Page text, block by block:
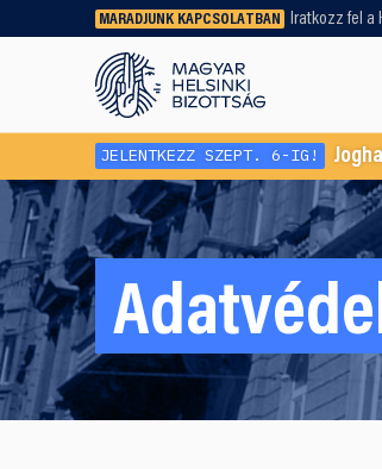
MARADJUNK KAPCSOLATBAN Iratkozz fel a
Régebbi tartalmat vagy
dokumentumot keresel?
keresőnket!
JELENTKEZZ SZEPT. 6-IG!